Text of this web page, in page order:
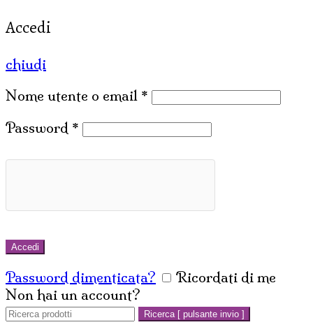
Accedi
chiudi
Nome utente o email *
Password *
Accedi
Password dimenticata?
Ricordati di me
Non hai un account?
Cerca:
Ricerca [ pulsante invio ]